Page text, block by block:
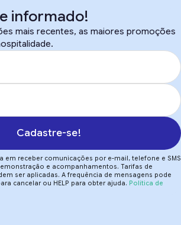
informado!
mais recentes, as maiores promoções
Cadastre-se!
em receber comunicações por e-mail, telefone e SMS
e acompanhamentos. Tarifas de
ser aplicadas. A frequência de mensagens pode
cancelar ou HELP para obter ajuda. Política de